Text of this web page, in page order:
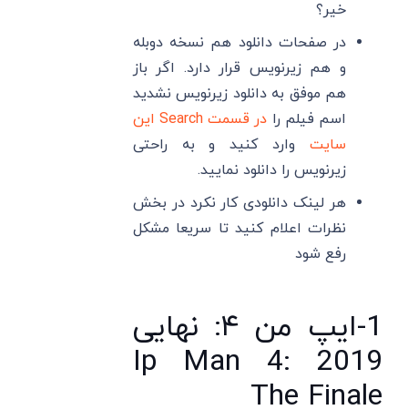
خیر؟
در صفحات دانلود هم نسخه دوبله
و هم زیرنویس قرار دارد. اگر باز
هم موفق به دانلود زیرنویس نشدید
اسم فیلم را
در قسمت Search این
سایت وارد کنید و به راحتی
زیرنویس را دانلود نمایید.
هر لینک دانلودی کار نکرد در بخش
نظرات اعلام کنید تا سریعا مشکل
رفع شود
1-ایپ من ۴: نهایی
2019 Ip Man 4:
The Finale